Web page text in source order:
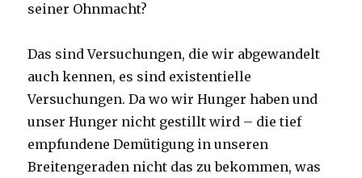
seiner Ohnmacht?
Das sind Versuchungen, die wir abgewandelt
auch kennen, es sind existentielle
Versuchungen. Da wo wir Hunger haben und
unser Hunger nicht gestillt wird – die tief
empfundene Demütigung in unseren
Breitengeraden nicht das zu bekommen, was